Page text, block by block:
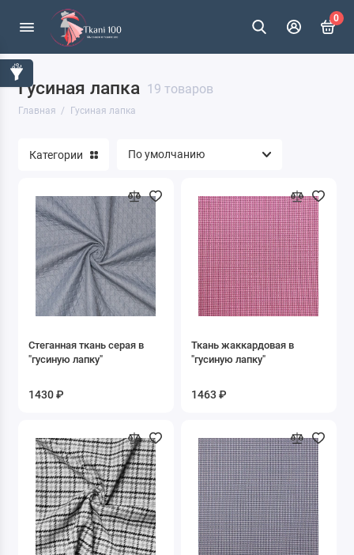
0
Гусиная лапка 19 товаров
Главная Гусиная лапка
Категории
Стеганная ткань серая в
"гусиную лапку"
1430 ₽
Ткань жаккардовая в
"гусиную лапку"
1463 ₽